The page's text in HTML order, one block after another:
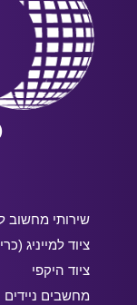
שירותי מחשוב
ציוד למייניג
ציוד היקפי
מחשבים ניידים